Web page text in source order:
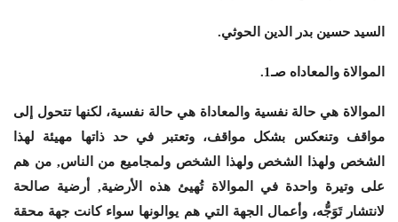
السيد حسين بدر الدين الحوثي.
الموالاة والمعاداه صـ1.
الموالاة هي حالة نفسية والمعاداة هي حالة نفسية، لكنها تتحول إلى
مواقف وتنعكس بشكل مواقف، وتعتبر في حد ذاتها مهيئة لهذا
الشخص ولهذا الشخص ولهذا الشخص ولمجاميع من الناس, من هم
على وتيرة واحدة في الموالاة تُهيئ هذه الأرضية, أرضية صالحة
لانتشار تَوَجُّه، وأعمال الجهة التي هم يوالونها سواء كانت جهة محقة